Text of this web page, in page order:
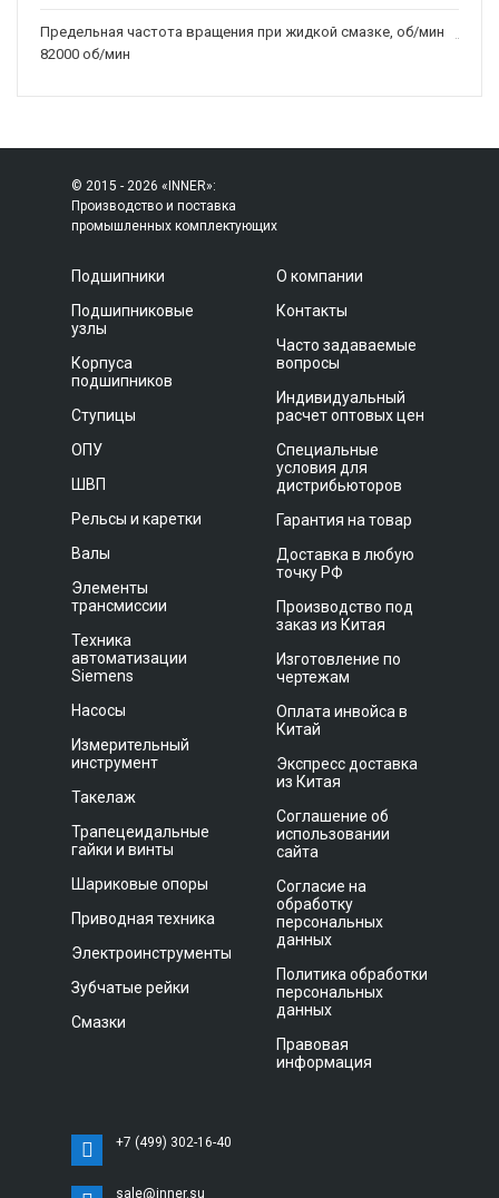
Предельная частота вращения при жидкой смазке, об/мин
82000 об/мин
© 2015 - 2026 «INNER»:
Производство и поставка
промышленных комплектующих
Подшипники
Подшипниковые
узлы
Корпуса
подшипников
Ступицы
ОПУ
ШВП
Рельсы и каретки
Валы
Элементы
трансмиссии
Техника
автоматизации
Siemens
Насосы
Измерительный
инструмент
Такелаж
Трапецеидальные
гайки и винты
Шариковые опоры
Приводная техника
Электроинструменты
Зубчатые рейки
Смазки
О компании
Контакты
Часто задаваемые
вопросы
Индивидуальный
расчет оптовых цен
Специальные
условия для
дистрибьюторов
Гарантия на товар
Доставка в любую
точку РФ
Производство под
заказ из Китая
Изготовление по
чертежам
Оплата инвойса в
Китай
Экспресс доставка
из Китая
Соглашение об
использовании
сайта
Согласие на
обработку
персональных
данных
Политика обработки
персональных
данных
Правовая
информация
+7 (499) 302-16-40
sale@inner.su